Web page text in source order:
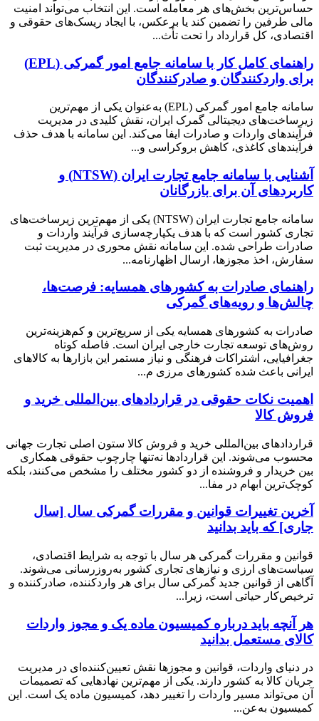
حساس‌ترین بخش‌های هر معامله است. این انتخاب می‌تواند امنیت
مالی طرفین را تضمین کند یا برعکس، با ایجاد ریسک‌های حقوقی و
اقتصادی، کل قرارداد را تحت تأث...
راهنمای کامل کار با سامانه جامع امور گمرکی (EPL)
برای واردکنندگان و صادرکنندگان
سامانه جامع امور گمرکی (EPL) به‌عنوان یکی از مهم‌ترین
زیرساخت‌های دیجیتالی گمرک ایران، نقش کلیدی در مدیریت
فرآیندهای واردات و صادرات ایفا می‌کند. این سامانه با هدف حذف
فرآیندهای کاغذی، کاهش بروکراسی و...
آشنایی با سامانه جامع تجارت ایران (NTSW) و
کاربردهای آن برای بازرگانان
سامانه جامع تجارت ایران (NTSW) یکی از مهم‌ترین زیرساخت‌های
تجاری کشور است که با هدف یکپارچه‌سازی فرآیند واردات و
صادرات طراحی شده. این سامانه نقش محوری در مدیریت ثبت
سفارش، اخذ مجوزها، ارسال اظهارنامه...
راهنمای صادرات به کشور‌های همسایه: فرصت‌ها،
چالش‌ها و رویه‌های گمرکی
صادرات به کشورهای همسایه یکی از سریع‌ترین و کم‌هزینه‌ترین
روش‌های توسعه تجارت خارجی ایران است. فاصله کوتاه
جغرافیایی، اشتراکات فرهنگی و نیاز مستمر این بازارها به کالاهای
ایرانی باعث شده کشورهای مرزی م...
اهمیت نکات حقوقی در قراردادهای بین‌المللی خرید و
فروش کالا
قراردادهای بین‌المللی خرید و فروش کالا ستون اصلی تجارت جهانی
محسوب می‌شوند. این قراردادها نه‌تنها چارچوب حقوقی همکاری
بین خریدار و فروشنده از دو کشور مختلف را مشخص می‌کنند، بلکه
کوچک‌ترین ابهام در مفا...
آخرین تغییرات قوانین و مقررات گمرکی سال [سال
جاری] که باید بدانید
قوانین و مقررات گمرکی هر سال با توجه به شرایط اقتصادی،
سیاست‌های ارزی و نیازهای تجاری کشور به‌روزرسانی می‌شوند.
آگاهی از قوانین جدید گمرکی سال برای هر واردکننده، صادرکننده و
ترخیص‌کار حیاتی است، زیرا...
هر آنچه باید درباره کمیسیون ماده یک و مجوز واردات
کالای مستعمل بدانید
در دنیای واردات، قوانین و مجوزها نقش تعیین‌کننده‌ای در مدیریت
جریان کالا به کشور دارند. یکی از مهم‌ترین نهادهایی که تصمیمات
آن می‌تواند مسیر واردات را تغییر دهد، کمیسیون ماده یک است. این
کمیسیون به‌عن...